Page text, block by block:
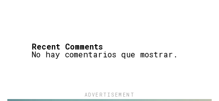
Recent Comments
No hay comentarios que mostrar.
ADVERTISEMENT